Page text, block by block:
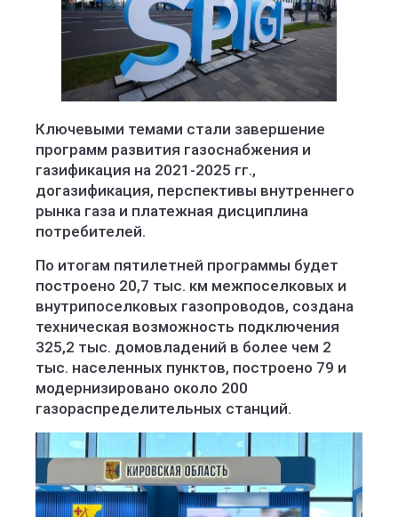
Ключевыми темами стали завершение
программ развития газоснабжения и
газификация на 2021-2025 гг.,
догазификация, перспективы внутреннего
рынка газа и платежная дисциплина
потребителей.
По итогам пятилетней программы будет
построено 20,7 тыс. км межпоселковых и
внутрипоселковых газопроводов, создана
техническая возможность подключения
325,2 тыс. домовладений в более чем 2
тыс. населенных пунктов, построено 79 и
модернизировано около 200
газораспределительных станций.